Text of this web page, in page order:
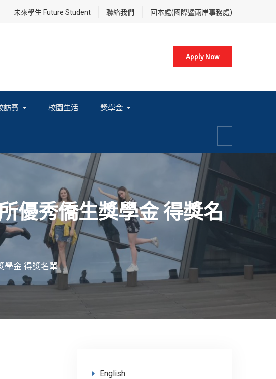
未來學生 Future Student 聯絡我們 回本處(國際暨兩岸事務處)
Apply Now
訪賓 校園生活 獎學金
優秀僑生獎學金 得獎名
學金 得獎名單
English